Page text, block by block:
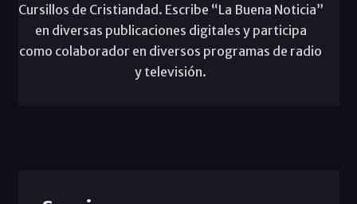
Cursillos de Cristiandad. Escribe “La Buena Noticia”
en diversas publicaciones digitales y participa
como colaborador en diversos programas de radio
y televisión.